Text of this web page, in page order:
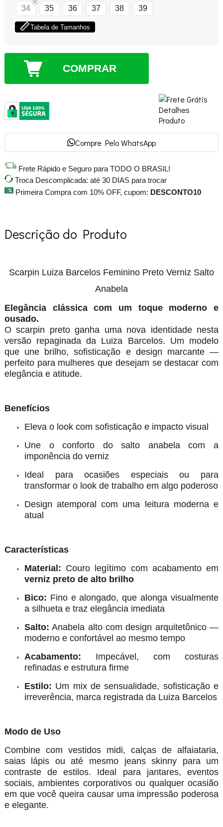
34 35 36 37 38 39
Tabela de Tamanhos
COMPRAR
Compre Pelo WhatsApp
Frete Rápido e Seguro para TODO O BRASIL!
Troca Descomplicada: até 30 DIAS para trocar
Primeira Compra com 10% OFF, cupom: DESCONTO10
Descrição do Produto
Scarpin Luiza Barcelos Feminino Preto Verniz Salto
Anabela
Elegância clássica com um toque moderno e
ousado.
O scarpin preto ganha uma nova identidade nesta
versão repaginada da Luiza Barcelos. Um modelo
que une brilho, sofisticação e design marcante —
perfeito para mulheres que desejam se destacar com
elegância e atitude.
Benefícios
Eleva o look com sofisticação e impacto visual
Une o conforto do salto anabela com a
imponência do verniz
Ideal para ocasiões especiais ou para
transformar o look de trabalho em algo poderoso
Design atemporal com uma leitura moderna e
atual
Características
Material: Couro legítimo com acabamento em
verniz preto de alto brilho
Bico: Fino e alongado, que alonga visualmente
a silhueta e traz elegância imediata
Salto: Anabela alto com design arquitetônico —
moderno e confortável ao mesmo tempo
Acabamento: Impecável, com costuras
refinadas e estrutura firme
Estilo: Um mix de sensualidade, sofisticação e
irreverência, marca registrada da Luiza Barcelos
Modo de Uso
Combine com vestidos midi, calças de alfaiataria,
saias lápis ou até mesmo jeans skinny para um
contraste de estilos. Ideal para jantares, eventos
sociais, ambientes corporativos ou qualquer ocasião
em que você queira causar uma impressão poderosa
e elegante.